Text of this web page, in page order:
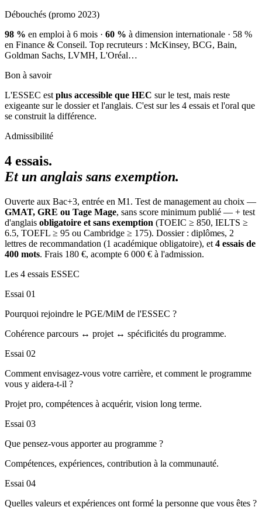
Débouchés (promo 2023)
98 % en emploi à 6 mois · 60 % à dimension internationale · 58 %
en Finance & Conseil. Top recruteurs : McKinsey, BCG, Bain,
Goldman Sachs, LVMH, L'Oréal…
Bon à savoir
L'ESSEC est plus accessible que HEC sur le test, mais reste
exigeante sur le dossier et l'anglais. C'est sur les 4 essais et l'oral que
se construit la différence.
Admissibilité
4 essais.
Et un anglais sans exemption.
Ouverte aux Bac+3, entrée en M1. Test de management au choix —
GMAT, GRE ou Tage Mage, sans score minimum publié — + test
d'anglais obligatoire et sans exemption (TOEIC ≥ 850, IELTS ≥
6.5, TOEFL ≥ 95 ou Cambridge ≥ 175). Dossier : diplômes, 2
lettres de recommandation (1 académique obligatoire), et 4 essais de
400 mots. Frais 180 €, acompte 6 000 € à l'admission.
Les 4 essais ESSEC
Essai 01
Pourquoi rejoindre le PGE/MiM de l'ESSEC ?
Cohérence parcours ↔ projet ↔ spécificités du programme.
Essai 02
Comment envisagez-vous votre carrière, et comment le programme
vous y aidera-t-il ?
Projet pro, compétences à acquérir, vision long terme.
Essai 03
Que pensez-vous apporter au programme ?
Compétences, expériences, contribution à la communauté.
Essai 04
Quelles valeurs et expériences ont formé la personne que vous êtes ?